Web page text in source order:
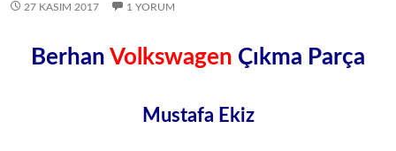
27 KASIM 2017 1 YORUM
Berhan Volkswagen Çıkma Parça
Mustafa Ekiz